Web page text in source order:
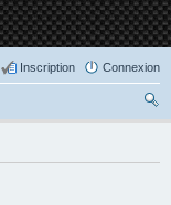
Connexion
Inscription